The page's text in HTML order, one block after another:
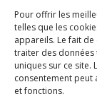
Pour offrir les
telles que les
appareils. Le fait
traiter des données
uniques sur ce site.
consentement peut
et fonctions.
Politique